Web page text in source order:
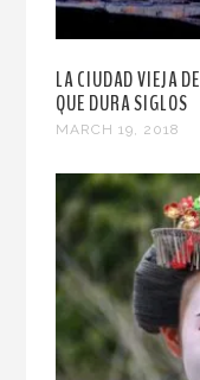
LA CIUDAD VIEJA
QUE DURA SIGLOS
MARCH 19, 2018